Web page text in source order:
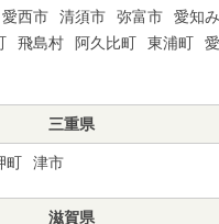
愛西市 清須市 弥富市
愛知
飛島村 阿久比町 東浦町
三重県
町 津市
滋賀県